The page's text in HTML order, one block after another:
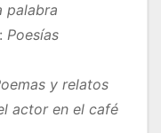
palabra
Poesías
y relatos
actor en el café